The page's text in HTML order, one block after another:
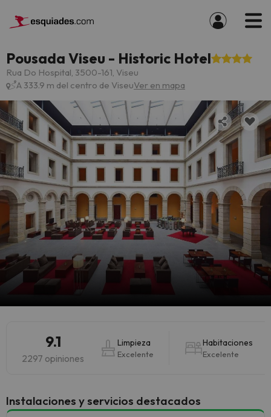
Pousada Viseu - Historic Hotel
Rua Do Hospital, 3500-161, Viseu
A 333.9 m del centro de ViseuVer en mapa
9.1
2297 opiniones
Limpieza
Excelente
Habitaciones
Excelente
Instalaciones y servicios destacados